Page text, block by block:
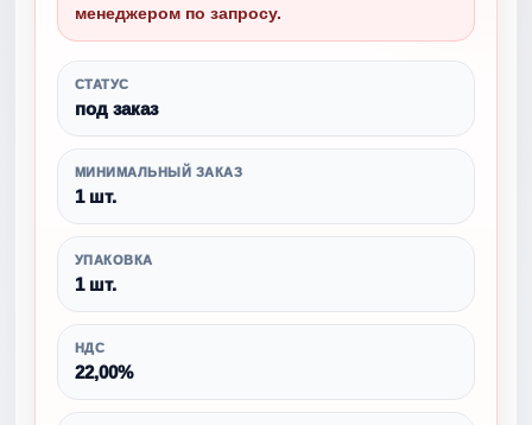
менеджером по запросу.
СТАТУС
под заказ
МИНИМАЛЬНЫЙ ЗАКАЗ
1 шт.
УПАКОВКА
1 шт.
НДС
22,00%